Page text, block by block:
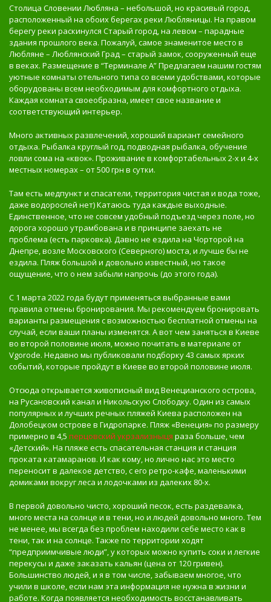
Столица Словении Любляна – небольшой, но красивый город,
расположенный на обоих берегах реки Любляницы. На правом
берегу реки раскинулся Старый город, на левом – парадные
здания прошлого века. Пожалуй, самое знаменитое место в
Любляне – Люблянский Град – старый замок, сооруженный еще
в веках. Размещение в “Терминале А” Предлагаем нашим гостям
уютные комнаты отельного типа со всеми удобствами, которые
оборудованы всем необходимым для комфортного отдыха.
Каждая комната своеобразна, имеет свое название и
соответствующий интерьер.
Много активных развлечений, хороший вариант семейного
отдыха. Рыбалка круглый год, подводная рыбалка, обучение
ловли сома на «квок». Проживание в комфортабельных 2-х и 4-х
местных номерах – от 500 грн в сутки.
Там есть медпункт и спасатели, территория чистая и вода тоже,
даже водорослей нет) Катаюсь туда каждые выходные.
Единственное, что не совсем удобный подъезд через поле, но
дорога хорошо утрамбована и в принципе заехать не
проблема (есть парковка). Давно не ездила на Чорторой на
Днепре, возле Московского (Северного) моста, и лучше бы не
ездила. Пляж большой и довольно известный, но такое
ощущение, что о нем забыли напрочь (до этого года).
С 1 марта 2022 года будут применяться выбранные вами
правила отмены бронирования. Мы рекомендуем бронировать
варианты размещения с возможностью бесплатной отмены на
случай, если ваши планы изменятся. А вот чем заняться в Киеве
во второй половине июля, можно почитать в материале от
Vgorode. Недавно мы публиковали подборку 43 самых ярких
событий, которые пройдут в Киеве во второй половине июля.
Отсюда открывается живописный вид Венецианского острова,
на Русановский канал и Никольскую Слободку. Один из самых
популярных и лучших речных пляжей Киева расположен на
Долобецком острове в Гидропарке. Пляж «Венеция» по размеру
примерно в 4,5 перцовский укрзализныця раза больше, чем
«Детский». На пляже есть спасательная станция и станция
проката катамаранов. И как кому, но лично нас это место
переносит в далекое детство, с его ретро-кафе, маленькими
домиками вокруг леса и лодочками из далеких 80-х.
В первой довольно чисто, хороший песок, есть раздевалка,
много места на солнце и в тени, но и людей довольно много. Тем
не менее, мы всегда без проблем находили себе место как в
тени, так и на солнце. Также по территории ходят
“предприимчивые люди”, у которых можно купить соки и легкие
перекусы и даже заказать кальян (цена от 120 гривен).
Большинство людей, и я в том числе, забываем многое, что
учили в школе, если нам эта информация не нужна в жизни и
работе. Когда появляется необходимость восстанавливать